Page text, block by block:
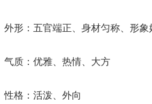
外形：五官端正、身材匀称、形象
气质：优雅、热情、大方
性格：活泼、外向